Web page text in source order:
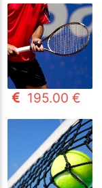
195.00 €